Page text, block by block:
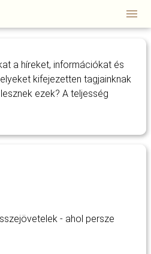
a híreket, információkat és
kifejezetten tagjainknak
ezek? A teljesség
- ahol persze